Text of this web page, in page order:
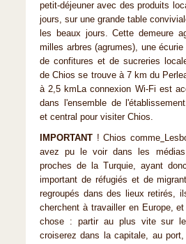
petit-déjeuner avec des produits
jours, sur une grande table
les beaux jours. Cette demeure
milles arbres (agrumes), une
de confitures et de sucreries
de Chios se trouve à 7 km du
à 2,5 kmLa connexion Wi-Fi est
dans l'ensemble de
et central pour visiter Chios.
IMPORTANT ! Chios comme
avez pu le voir dans les
proches de la Turquie, ayant
important de réfugiés et de
regroupés dans des lieux retirés,
cherchent à travailler en Europe, et
chose : partir au plus vite sur
croiserez dans la capitale, au